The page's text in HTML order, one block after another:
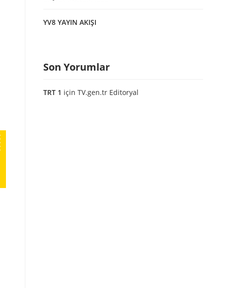
YV8 YAYIN AKIŞI
Son Yorumlar
TRT 1 için TV.gen.tr Editoryal